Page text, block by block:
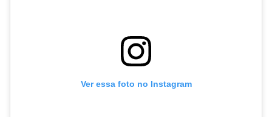
Ver essa foto no Instagram